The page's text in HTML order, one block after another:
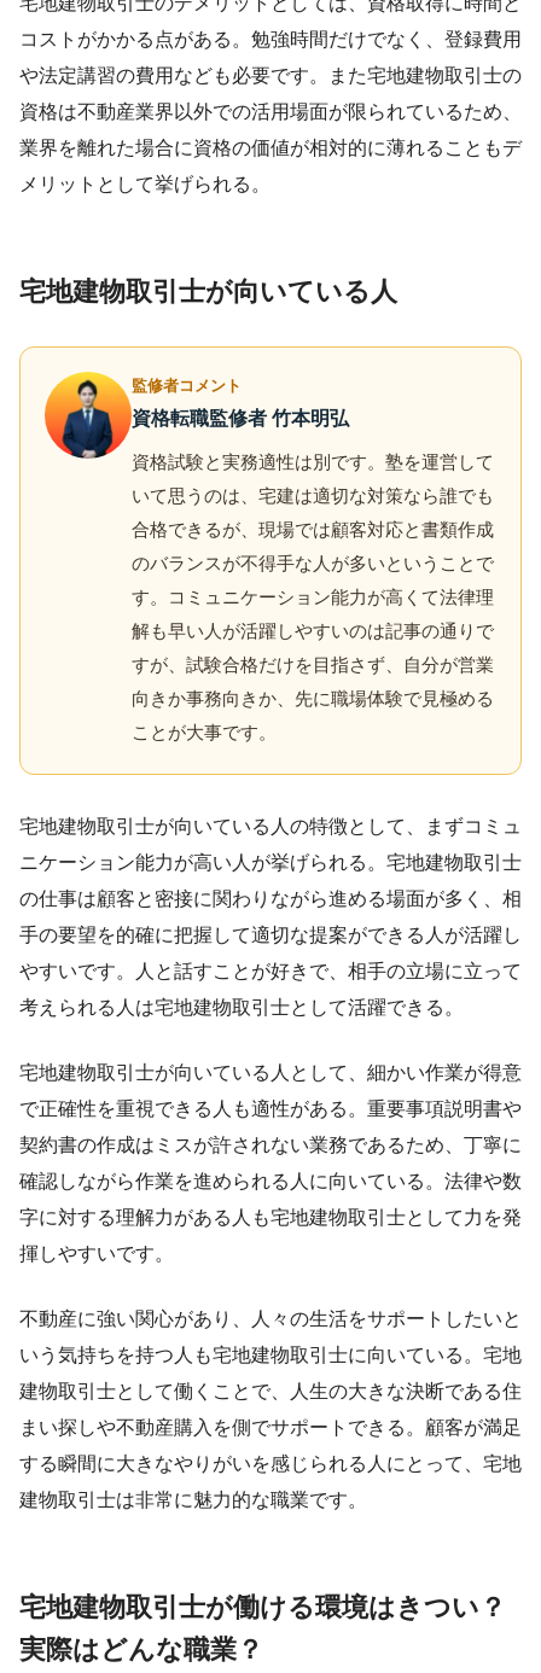
コストがかかる点がある。勉強時間だけでなく、登録費用
や法定講習の費用なども必要です。また宅地建物取引士の
資格は不動産業界以外での活用場面が限られているため、
業界を離れた場合に資格の価値が相対的に薄れることもデ
メリットとして挙げられる。
宅地建物取引士が向いている人
監修者コメント
資格転職監修者 竹本明弘
資格試験と実務適性は別です。塾を運営して
いて思うのは、宅建は適切な対策なら誰でも
合格できるが、現場では顧客対応と書類作成
のバランスが不得手な人が多いということで
す。コミュニケーション能力が高くて法律理
解も早い人が活躍しやすいのは記事の通りで
すが、試験合格だけを目指さず、自分が営業
向きか事務向きか、先に職場体験で見極める
ことが大事です。
宅地建物取引士が向いている人の特徴として、まずコミュ
ニケーション能力が高い人が挙げられる。宅地建物取引士
の仕事は顧客と密接に関わりながら進める場面が多く、相
手の要望を的確に把握して適切な提案ができる人が活躍し
やすいです。人と話すことが好きで、相手の立場に立って
考えられる人は宅地建物取引士として活躍できる。
宅地建物取引士が向いている人として、細かい作業が得意
で正確性を重視できる人も適性がある。重要事項説明書や
契約書の作成はミスが許されない業務であるため、丁寧に
確認しながら作業を進められる人に向いている。法律や数
字に対する理解力がある人も宅地建物取引士として力を発
揮しやすいです。
不動産に強い関心があり、人々の生活をサポートしたいと
いう気持ちを持つ人も宅地建物取引士に向いている。宅地
建物取引士として働くことで、人生の大きな決断である住
まい探しや不動産購入を側でサポートできる。顧客が満足
する瞬間に大きなやりがいを感じられる人にとって、宅地
建物取引士は非常に魅力的な職業です。
宅地建物取引士が働ける環境はきつい？
実際はどんな職業？